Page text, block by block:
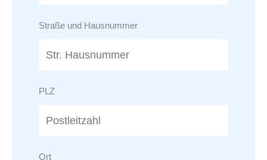
Straße und Hausnummer
PLZ
Ort